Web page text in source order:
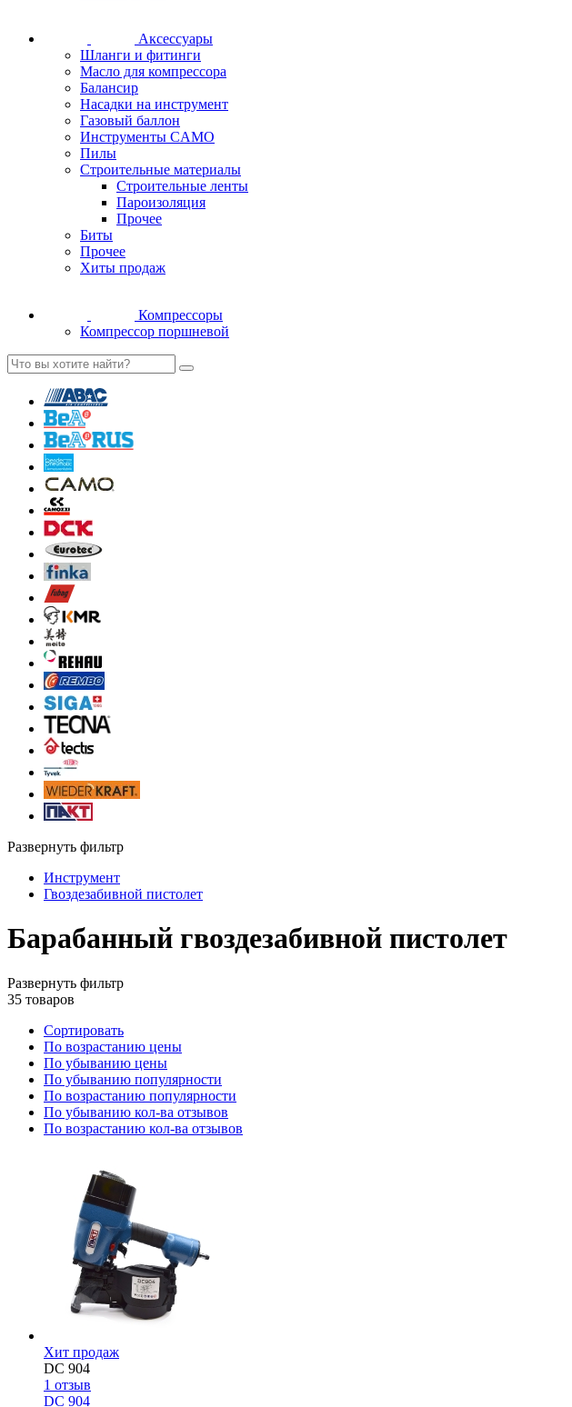
Аксессуары
Шланги и фитинги
Масло для компрессора
Балансир
Насадки на инструмент
Газовый баллон
Инструменты CAMO
Пилы
Строительные материалы
Строительные ленты
Пароизоляция
Прочее
Биты
Прочее
Хиты продаж
Компрессоры
Компрессор поршневой
Развернуть фильтр
Инструмент
Гвоздезабивной пистолет
Барабанный гвоздезабивной пистолет
Развернуть фильтр
35 товаров
Сортировать
По возрастанию цены
По убыванию цены
По убыванию популярности
По возрастанию популярности
По убыванию кол-ва отзывов
По возрастанию кол-ва отзывов
Хит продаж
DC 904
1 отзыв
DC 904